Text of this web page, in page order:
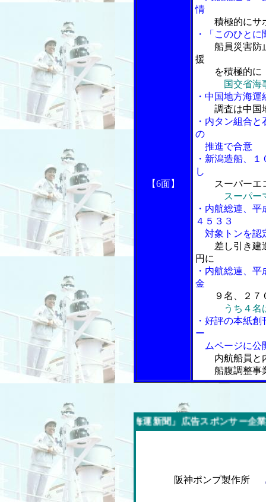
【6面】
情
積極的にサ
・「このひとに
船員災害防
援
を積極的に
国交省
・中国地方海
調査は中国
・内タン組合
の
推進で合意
・新潟造船、
し
スーパー
スーパー
・内航総連、
４５３３
対象トンを認
差し引き建
円に
・内航総連、
金
９名、２７
うち４名
・好評の本紙
ー
ムページに公
内航船員と
船腹調整事
の「内航海運新聞」広告スポンサー企業
阪神ポンプ製作所